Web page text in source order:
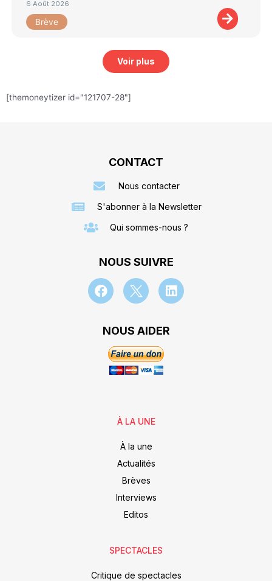
6 Août 2026
Brève
Voir plus
[themoneytizer id="121707-28"]
CONTACT
Nous contacter
S'abonner à la Newsletter
Qui sommes-nous ?
NOUS SUIVRE
NOUS AIDER
À LA UNE
À la une
Actualités
Brèves
Interviews
Editos
SPECTACLES
Critique de spectacles